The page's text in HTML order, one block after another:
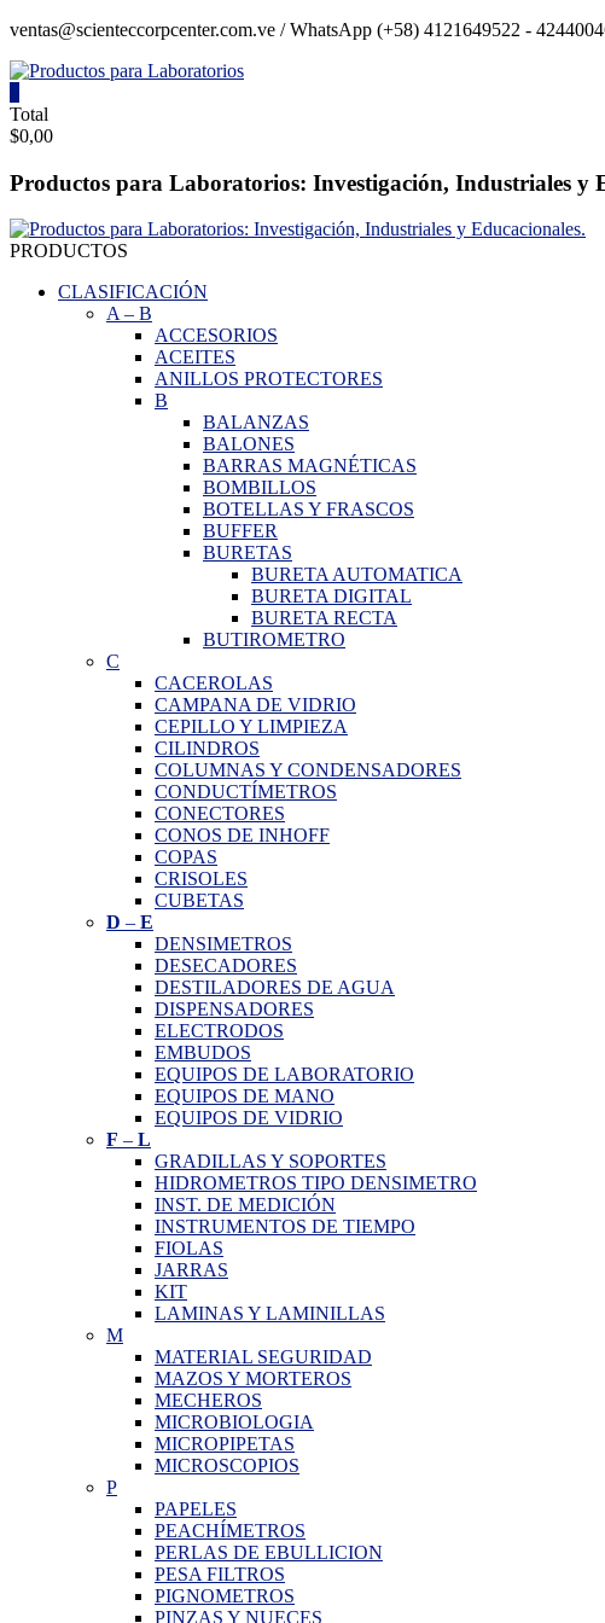
Saltar
ventas@scienteccorpcenter.com.ve / WhatsApp (+58) 4121649522 -
Productos
para
Laboratorios
Investigación,
Industriales
y
Educacionales.
Total
$0,00
Productos para Laboratorios: Investigación, Industriales y
PRODUCTOS
CLASIFICACIÓN
A– B
ACCESORIOS
ACEITES
ANILLOS PROTECTORES
B
BALANZAS
BALONES
BARRAS MAGNÉTICAS
BOMBILLOS
BOTELLAS Y FRASCOS
BUFFER
BURETAS
BURETA AUTOMATICA
BURETA DIGITAL
BURETA RECTA
BUTIROMETRO
C
CACEROLAS
CAMPANA DE VIDRIO
CEPILLO Y LIMPIEZA
CILINDROS
COLUMNAS Y CONDENSADORES
CONDUCTÍMETROS
CONECTORES
CONOS DE INHOFF
COPAS
CRISOLES
CUBETAS
D – E
DENSIMETROS
DESECADORES
DESTILADORES DE AGUA
DISPENSADORES
ELECTRODOS
EMBUDOS
EQUIPOS DE LABORATORIO
EQUIPOS DE MANO
EQUIPOS DE VIDRIO
F – L
GRADILLAS Y SOPORTES
HIDROMETROS TIPO DENSIMETRO
INST. DE MEDICIÓN
INSTRUMENTOS DE TIEMPO
FIOLAS
JARRAS
KIT
LAMINAS Y LAMINILLAS
M
MATERIAL SEGURIDAD
MAZOS Y MORTEROS
MECHEROS
MICROBIOLOGIA
MICROPIPETAS
MICROSCOPIOS
P
PAPELES
PEACHÍMETROS
PERLAS DE EBULLICION
PESA FILTROS
PIGNOMETROS
PINZAS Y NUECES